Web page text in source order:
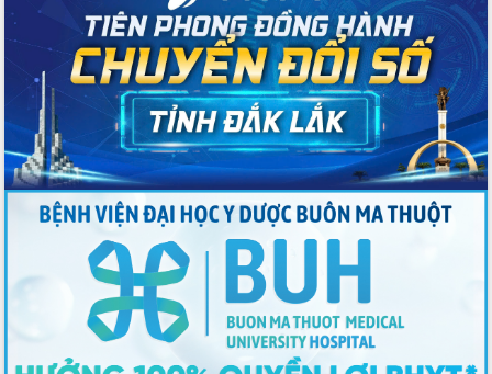
Xã Ea Phê gắn cải cách hành chính với
chuyển đổi số
Phó Chủ tịch Thường trực UBND tỉnh
Hồ Thị Nguyên Thảo làm việc tại Trung
tâm Phục vụ hành chính công xã Ea
Phê
Xây dựng nền hành chính số đồng
hành cùng nông dân dân, doanh nghiệp
Giai đoạn 2026-2030, Đắk Lắk phấn
đấu có 77% xã đạt chuẩn nông thôn
Chuyển đổi số 'mở đường' cho nông
nghiệp Đắk Lắk tăng trưởng bứt phá
Triển khai đồng bộ đo đạc, lập hồ sơ
địa chính, hoàn thiện cơ sở dữ liệu đất